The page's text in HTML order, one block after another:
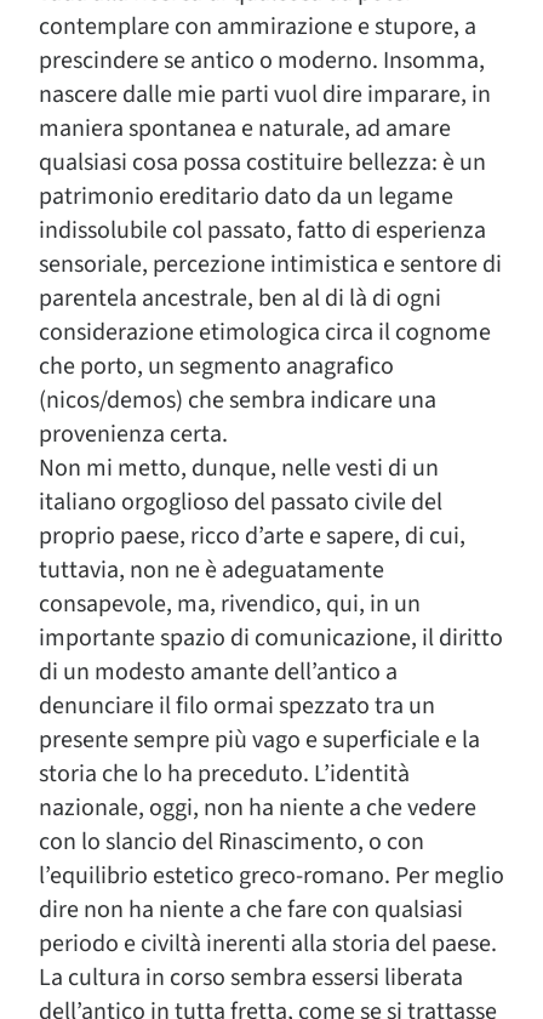
contemplare con ammirazione e stupore, a
prescindere se antico o moderno. Insomma,
nascere dalle mie parti vuol dire imparare, in
maniera spontanea e naturale, ad amare
qualsiasi cosa possa costituire bellezza: è un
patrimonio ereditario dato da un legame
indissolubile col passato, fatto di esperienza
sensoriale, percezione intimistica e sentore di
parentela ancestrale, ben al di là di ogni
considerazione etimologica circa il cognome
che porto, un segmento anagrafico
(nicos/demos) che sembra indicare una
provenienza certa.
Non mi metto, dunque, nelle vesti di un
italiano orgoglioso del passato civile del
proprio paese, ricco d’arte e sapere, di cui,
tuttavia, non ne è adeguatamente
consapevole, ma, rivendico, qui, in un
importante spazio di comunicazione, il diritto
di un modesto amante dell’antico a
denunciare il filo ormai spezzato tra un
presente sempre più vago e superficiale e la
storia che lo ha preceduto. L’identità
nazionale, oggi, non ha niente a che vedere
con lo slancio del Rinascimento, o con
l’equilibrio estetico greco-romano. Per meglio
dire non ha niente a che fare con qualsiasi
periodo e civiltà inerenti alla storia del paese.
La cultura in corso sembra essersi liberata
dell’antico in tutta fretta, come se si trattasse